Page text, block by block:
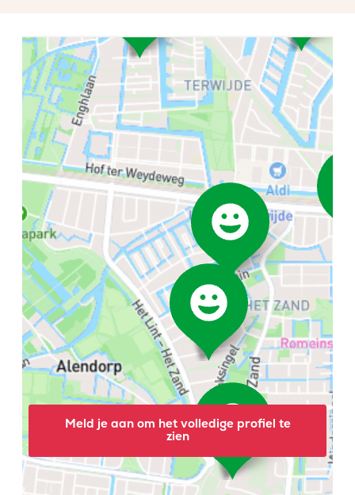
Meld je aan om het volledige profiel te
zien